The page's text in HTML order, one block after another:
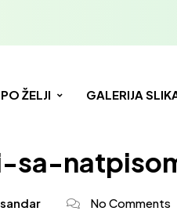
ŽELJI GALERIJA
sa-
No Comments